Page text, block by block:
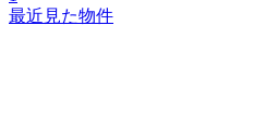
最近見た物件